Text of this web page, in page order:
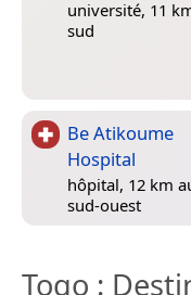
université, 11
sud
Be Atikoume
Hospital
hôpital, 12 km
sud-ouest
Togo :